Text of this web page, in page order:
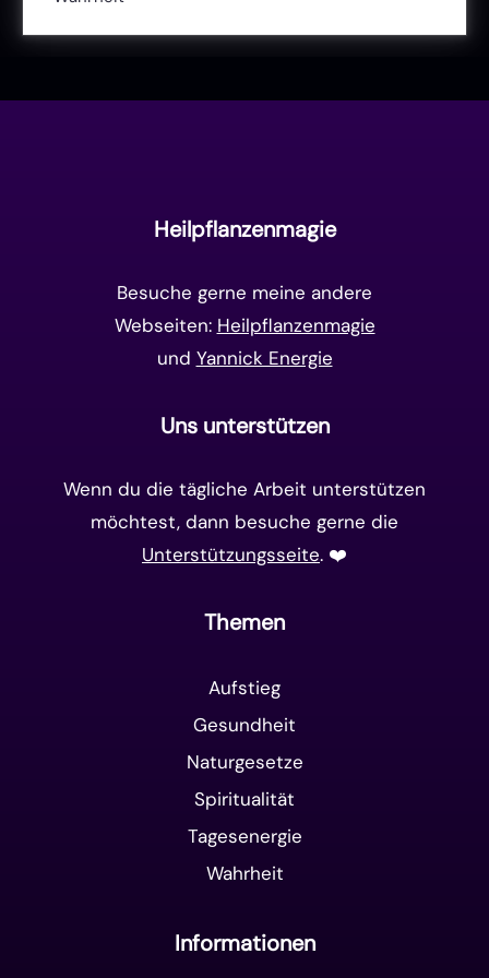
Heilpflanzenmagie
Besuche gerne meine andere
Webseiten: Heilpflanzenmagie
und Yannick Energie
Uns unterstützen
Wenn du die tägliche Arbeit unterstützen
möchtest, dann besuche gerne die
Unterstützungsseite. ❤️️
Themen
Aufstieg
Gesundheit
Naturgesetze
Spiritualität
Tagesenergie
Wahrheit
Informationen